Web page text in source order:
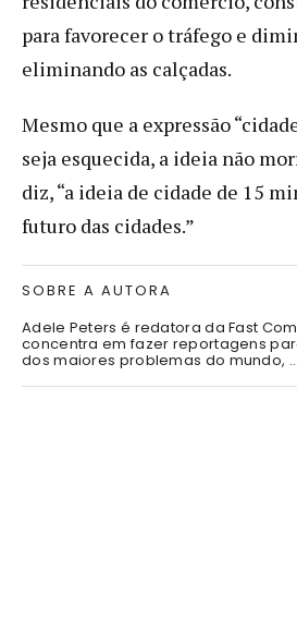
para favorecer o tráfego e
eliminando as calçadas.
Mesmo que a expressão
seja esquecida, a ideia não
diz, “a ideia de cidade de 15
futuro das cidades.”
SOBRE A AUTORA
Adele Peters é redatora da Fast
concentra em fazer reportagens
dos maiores problemas do mundo, ...